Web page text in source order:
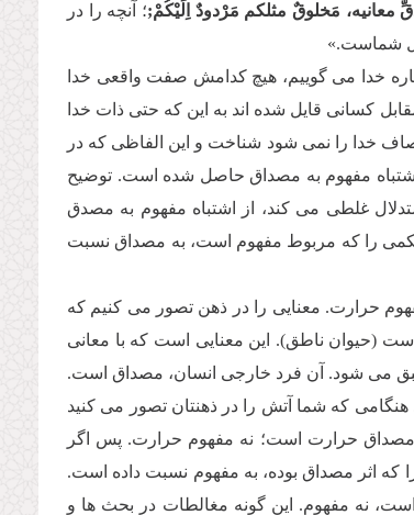
معانیه، مَخلوقٌ مثلكم مَرْدودٌ اِلَیْكُمْ;؛ آنچه را در
شماست.»
خدا مى گوییم، هیچ كدامش صفت واقعى خدا
كسانى قایل شده اند به این كه حتى ذات خدا
خدا را نمى شود شناخت و این الفاظى كه در
اشتباه مفهوم به مصداق حاصل شده است. توضیح
غلطى مى كند، از اشتباه مفهوم به مصدق
را كه مربوط مفهوم است، به مصداق نسبت
حرارت. معنایى را در ذهن تصور مى كنیم كه
(حیوان ناطق). این معنایى است كه با معانى
مى شود. آن فرد خارجى انسان، مصداق است.
كه شما آتش را در ذهنتان تصور مى كنید
مصداق حرارت است؛ نه مفهوم حرارت. پس اگر
اثر مصداق بوده، به مفهوم نسبت داده است.
نه مفهوم. این گونه مغالطات در بحث ها و